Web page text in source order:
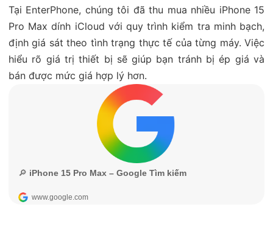
Tại EnterPhone, chúng tôi đã thu mua nhiều iPhone 15
Pro Max dính iCloud với quy trình kiểm tra minh bạch,
định giá sát theo tình trạng thực tế của từng máy. Việc
hiểu rõ giá trị thiết bị sẽ giúp bạn tránh bị ép giá và
bán được mức giá hợp lý hơn.